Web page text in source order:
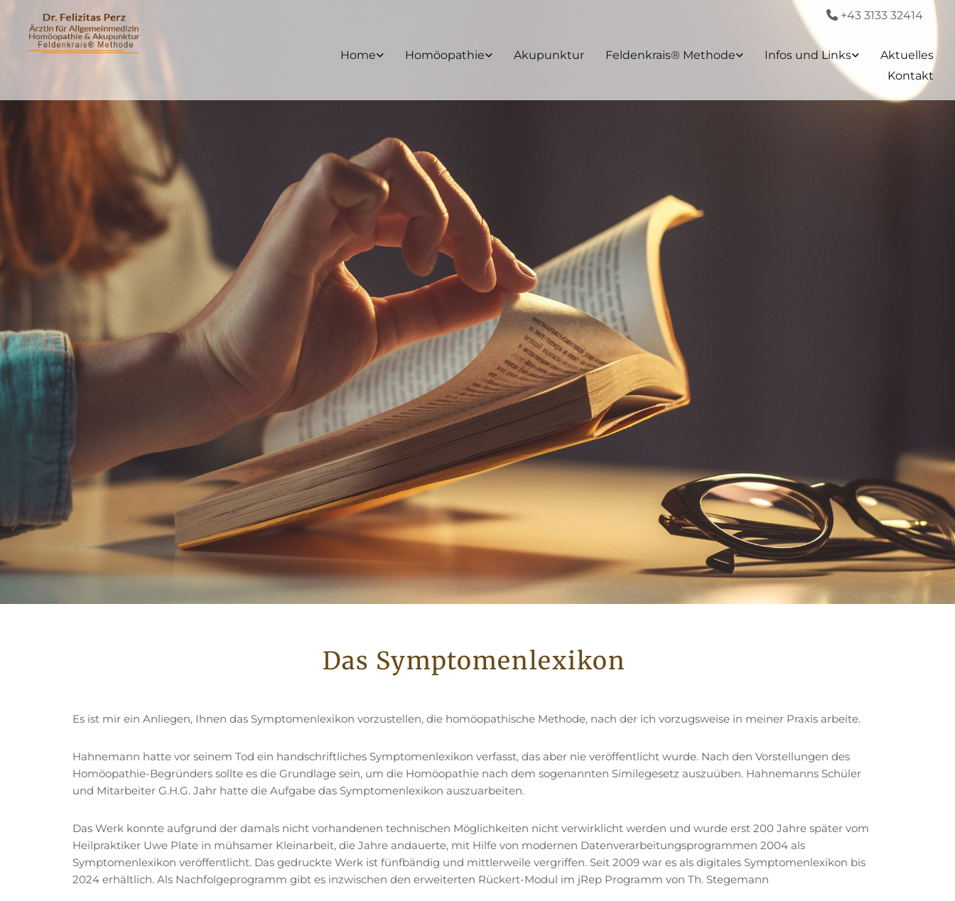
 +43 3133 32414
Home Homöopathie Akupunktur Feldenkrais® Methode Infos und Links
Aktuelles
Kontakt
Das Symptomenlexikon
Es ist mir ein Anliegen, Ihnen das Symptomenlexikon vorzustellen, die homöopathische Methode, nach der ich vorzugsweise in meiner Praxis arbeite.
Hahnemann hatte vor seinem Tod ein handschriftliches Symptomenlexikon verfasst, das aber nie veröffentlicht wurde. Nach den Vorstellungen des
Homöopathie-Begründers sollte es die Grundlage sein, um die Homöopathie nach dem sogenannten Similegesetz auszuüben. Hahnemanns Schüler
und Mitarbeiter G.H.G. Jahr hatte die Aufgabe das Symptomenlexikon auszuarbeiten.
Das Werk konnte aufgrund der damals nicht vorhandenen technischen Möglichkeiten nicht verwirklicht werden und wurde erst 200 Jahre später vom
Heilpraktiker Uwe Plate in mühsamer Kleinarbeit, die Jahre andauerte, mit Hilfe von modernen Datenverarbeitungsprogrammen 2004 als
Symptomenlexikon veröffentlicht. Das gedruckte Werk ist fünfbändig und mittlerweile vergriffen. Seit 2009 war es als digitales Symptomenlexikon bis
2024 erhältlich. Als Nachfolgeprogramm gibt es inzwischen den erweiterten Rückert-Modul im jRep Programm von Th. Stegemann